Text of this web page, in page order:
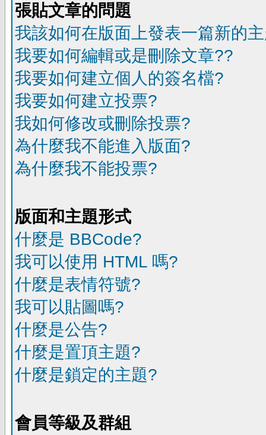
張貼文章的問題
我該如何在版面上發表一篇新的
我要如何編輯或是刪除文章??
我要如何建立個人的簽名檔?
我要如何建立投票?
我如何修改或刪除投票?
為什麼我不能進入版面?
為什麼我不能投票?
版面和主題形式
什麼是 BBCode?
我可以使用 HTML 嗎?
什麼是表情符號?
我可以貼圖嗎?
什麼是公告?
什麼是置頂主題?
什麼是鎖定的主題?
會員等級及群組